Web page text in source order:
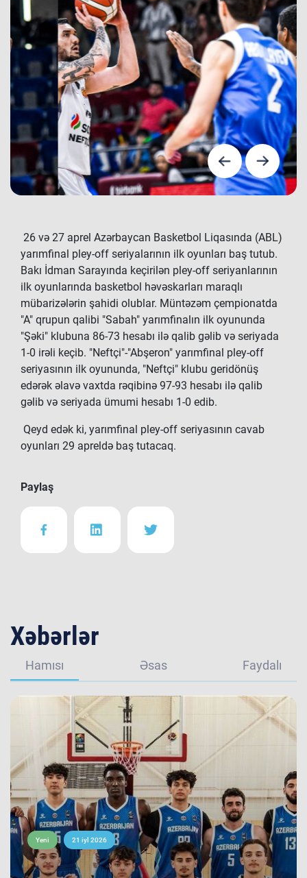
26 və 27 aprel Azərbaycan Basketbol Liqasında (ABL)
yarımfinal pley-off seriyalarının ilk oyunları baş tutub.
Bakı İdman Sarayında keçirilən pley-off seriyanlarının
ilk oyunlarında basketbol həvəskarları maraqlı
mübarizələrin şahidi olublar. Müntəzəm çempionatda
"A" qrupun qalibi "Sabah" yarımfinalın ilk oyununda
"Şəki" klubuna 86-73 hesabı ilə qalib gəlib və seriyada
1-0 irəli keçib. "Neftçi"-"Abşeron" yarımfinal pley-off
seriyasının ilk oyununda, "Neftçi" klubu geridönüş
edərək əlavə vaxtda rəqibinə 97-93 hesabı ilə qalib
gəlib və seriyada ümumi hesabı 1-0 edib.
Qeyd edək ki, yarımfinal pley-off seriyasının cavab
oyunları 29 apreldə baş tutacaq.
Paylaş
Xəbərlər
Hamısı Əsas Faydalı
Yeni 21 iyl 2026